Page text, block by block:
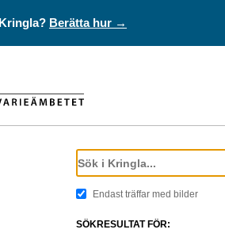
Berätta hur →
Endast träffar med bilder
SÖKRESULTAT FÖR: